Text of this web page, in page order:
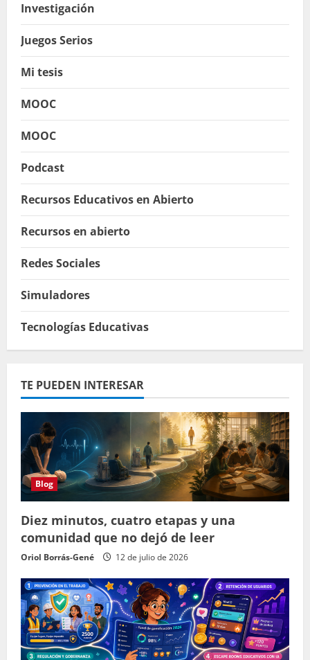
Investigación
Juegos Serios
Mi tesis
MOOC
MOOC
Podcast
Recursos Educativos en Abierto
Recursos en abierto
Redes Sociales
Simuladores
Tecnologías Educativas
TE PUEDEN INTERESAR
Blog
Diez minutos, cuatro etapas y una
comunidad que no dejó de leer
Oriol Borrás-Gené 12 de julio de 2026